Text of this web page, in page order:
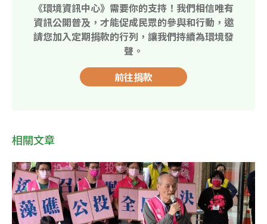
《環境資訊中心》需要你的支持！我們相信唯有
資訊公開普及，才能促成民眾的參與和行動，邀
請您加入定期捐款的行列，讓我們持續為環境發
聲。
前往捐款
相關文章